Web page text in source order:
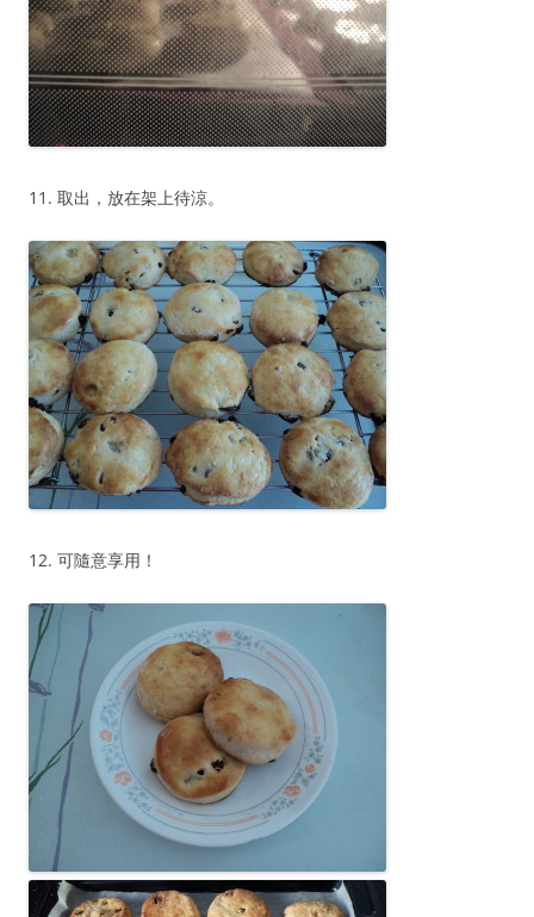
11. 取出，放在架上待涼。
12. 可隨意享用！